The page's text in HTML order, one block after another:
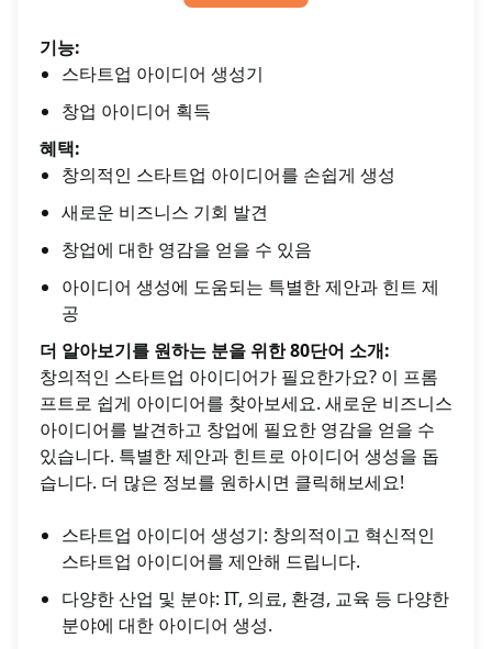
기능:
스타트업 아이디어 생성기
창업 아이디어 획득
혜택:
창의적인 스타트업 아이디어를 손쉽게 생성
새로운 비즈니스 기회 발견
창업에 대한 영감을 얻을 수 있음
아이디어 생성에 도움되는 특별한 제안과 힌트 제
공
더 알아보기를 원하는 분을 위한 80단어 소개:
창의적인 스타트업 아이디어가 필요한가요? 이 프롬
프트로 쉽게 아이디어를 찾아보세요. 새로운 비즈니스
아이디어를 발견하고 창업에 필요한 영감을 얻을 수
있습니다. 특별한 제안과 힌트로 아이디어 생성을 돕
습니다. 더 많은 정보를 원하시면 클릭해보세요!
스타트업 아이디어 생성기: 창의적이고 혁신적인
스타트업 아이디어를 제안해 드립니다.
다양한 산업 및 분야: IT, 의료, 환경, 교육 등 다양한
분야에 대한 아이디어 생성.